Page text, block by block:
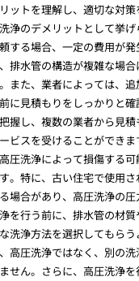
ットを理解し、適切な対
浄のデメリットとして挙
する場合、一定の費用が発
排水管の構造が複雑な場
また、業者によっては、
に見積もりをしっかりと
握し、複数の業者から見積
ビスを受けることができ
圧洗浄によって損傷する
。特に、古い住宅で使用
場合があり、高圧洗浄の
を行う前に、排水管の材
洗浄方法を選択してもらう
高圧洗浄ではなく、別の
せん。さらに、高圧洗浄